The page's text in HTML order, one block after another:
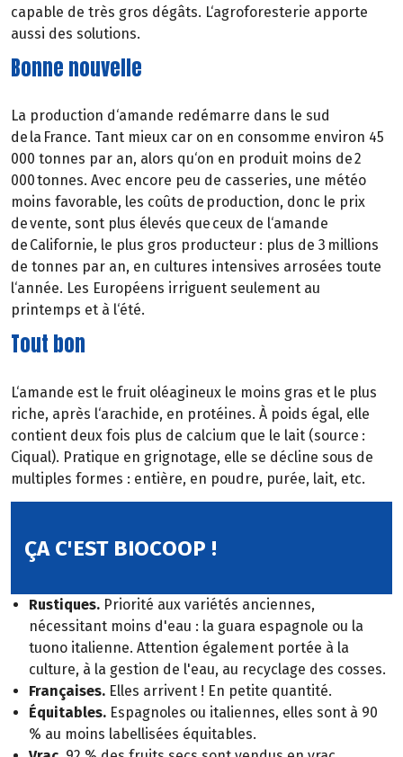
capable de très gros dégâts. L‘agroforesterie apporte
aussi des solutions.
Bonne nouvelle
La production d‘amande redémarre dans le sud
de la France. Tant mieux car on en consomme environ 45
000 tonnes par an, alors qu‘on en produit moins de 2
000 tonnes. Avec encore peu de casseries, une météo
moins favorable, les coûts de production, donc le prix
de vente, sont plus élevés que ceux de l‘amande
de Californie, le plus gros producteur : plus de 3 millions
de tonnes par an, en cultures intensives arrosées toute
l‘année. Les Européens irriguent seulement au
printemps et à l‘été.
Tout bon
L‘amande est le fruit oléagineux le moins gras et le plus
riche, après l‘arachide, en protéines. À poids égal, elle
contient deux fois plus de calcium que le lait (source :
Ciqual). Pratique en grignotage, elle se décline sous de
multiples formes : entière, en poudre, purée, lait, etc.
ÇA C'EST BIOCOOP !
Rustiques. Priorité aux variétés anciennes,
nécessitant moins d'eau : la guara espagnole ou la
tuono italienne. Attention également portée à la
culture, à la gestion de l'eau, au recyclage des cosses.
Françaises. Elles arrivent ! En petite quantité.
Équitables. Espagnoles ou italiennes, elles sont à 90
% au moins labellisées équitables.